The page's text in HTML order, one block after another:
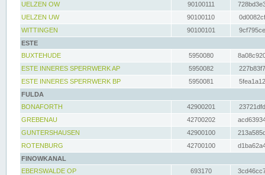
UELZEN OW
90100111
UELZEN UW
90100110
WITTINGEN
90100101
ESTE
BUXTEHUDE
5950080
ESTE INNERES SPERRWERK AP
5950082
ESTE INNERES SPERRWERK BP
5950081
FULDA
BONAFORTH
42900201
GREBENAU
42700202
GUNTERSHAUSEN
42900100
ROTENBURG
42700100
FINOWKANAL
EBERSWALDE OP
693170